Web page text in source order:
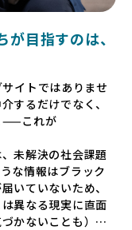
目指すのは、
イトではありませ
するだけでなく、
——これが
未解決の社会課題
な情報はブラック
いていないため、
異なる現実に直面
かないことも）。